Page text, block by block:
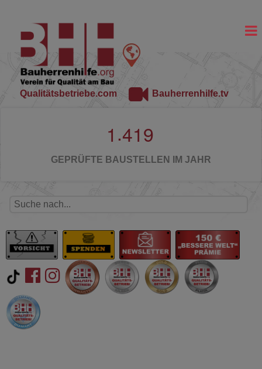
Qualitätsbetriebe.com Bauherrenhilfe.tv
1 .419
GEPRÜFTE BAUSTELLEN IM JAHR